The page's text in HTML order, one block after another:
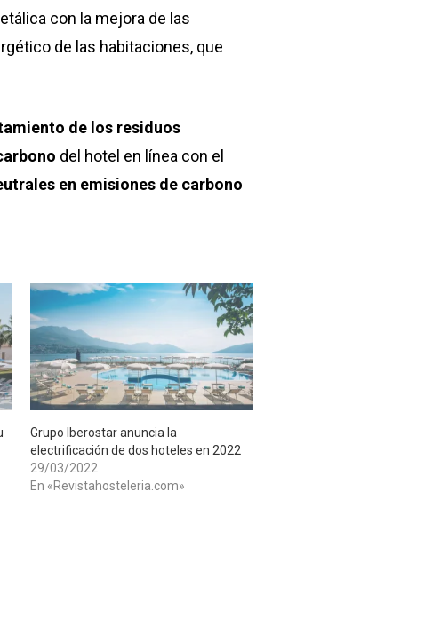
con la mejora de las
de las habitaciones, que
de los residuos
del hotel en línea con el
en emisiones de carbono
​Grupo Iberostar anuncia la
electrificación de dos hoteles en 2022
29/03/2022
En «Revistahosteleria.com»